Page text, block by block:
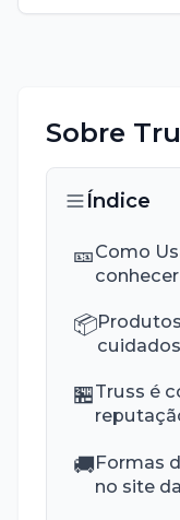
Sobre
Índice
🎫Como
📦
🏪Truss é
🚚Formas
no site